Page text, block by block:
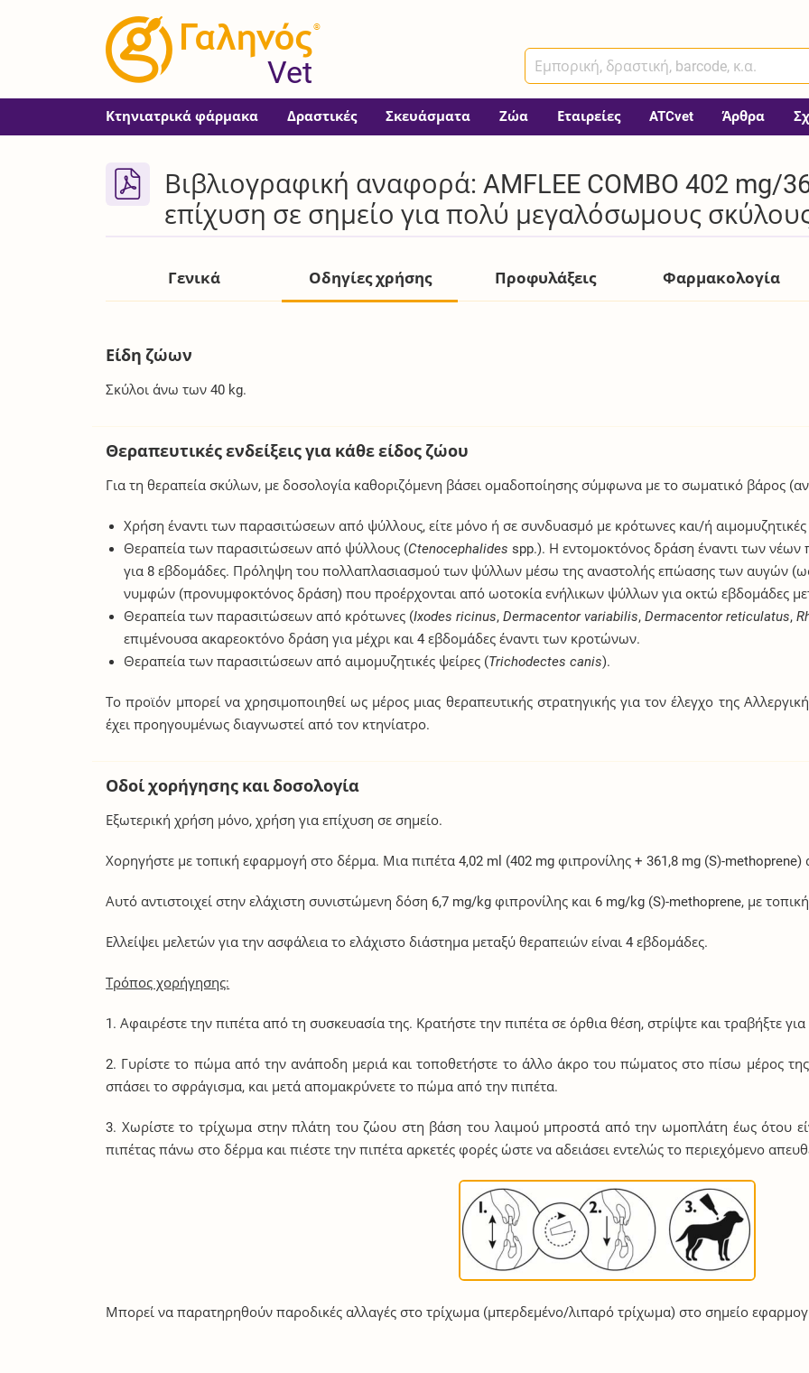
®
Vet
Κτηνιατρικά φάρμακα Δραστικές Σκευάσματα Ζώα Εταιρείες ATCvet Άρθρα
Βιβλιογραφική αναφορά: AMFLEE COMBO 402 mg/
επίχυση σε σημείο για πολύ μεγαλόσωμους
Γενικά Οδηγίες χρήσης Προφυλάξεις Φαρμακολογία
Είδη ζώων
Σκύλοι άνω των 40 kg.
Θεραπευτικές ενδείξεις για κάθε είδος ζώου
Για τη θεραπεία σκύλων, με δοσολογία καθοριζόμενη βάσει ομαδοποίησης σύμφωνα με το σωματικό βάρος
Χρήση έναντι των παρασιτώσεων από ψύλλους, είτε μόνο ή σε συνδυασμό με κρότωνες και/ή αιμομυζητικές
Θεραπεία των παρασιτώσεων από ψύλλους (Ctenocephalides spp.). Η εντομοκτόνος δράση έναντι των
για 8 εβδομάδες. Πρόληψη του πολλαπλασιασμού των ψύλλων μέσω της αναστολής επώασης των αυγών
νυμφών (προνυμφοκτόνος δράση) που προέρχονται από ωοτοκία ενήλικων ψύλλων για οκτώ εβδομάδες
Θεραπεία των παρασιτώσεων από κρότωνες (Ixodes ricinus,Dermacentor variabilis,Dermacentor reticulatus,
επιμένουσα ακαρεοκτόνο δράση για μέχρι και 4 εβδομάδες έναντι των κροτώνων.
Θεραπεία των παρασιτώσεων από αιμομυζητικές ψείρες (Trichodectes canis).
Το προϊόν μπορεί να χρησιμοποιηθεί ως μέρος μιας θεραπευτικής στρατηγικής για τον έλεγχο της
έχει προηγουμένως διαγνωστεί από τον κτηνίατρο.
Οδοί χορήγησης και δοσολογία
Εξωτερική χρήση μόνο, χρήση για επίχυση σε σημείο.
Χορηγήστε με τοπική εφαρμογή στο δέρμα. Μια πιπέτα 4,02 ml (402 mg φιπρονίλης + 361,8 mg (S)-
Αυτό αντιστοιχεί στην ελάχιστη συνιστώμενη δόση 6,7 mg/kg φιπρονίλης και 6 mg/kg (S)-methoprene, με
Ελλείψει μελετών για την ασφάλεια το ελάχιστο διάστημα μεταξύ θεραπειών είναι 4 εβδομάδες.
Τρόπος χορήγησης:
1. Αφαιρέστε την πιπέτα από τη συσκευασία της. Κρατήστε την πιπέτα σε όρθια θέση, στρίψτε και τραβήξτε
2. Γυρίστε το πώμα από την ανάποδη μεριά και τοποθετήστε το άλλο άκρο του πώματος στο πίσω μέρος
σπάσει το σφράγισμα, και μετά απομακρύνετε το πώμα από την πιπέτα.
3. Χωρίστε το τρίχωμα στην πλάτη του ζώου στη βάση του λαιμού μπροστά από την ωμοπλάτη έως ότου
πιπέτας πάνω στο δέρμα και πιέστε την πιπέτα αρκετές φορές ώστε να αδειάσει εντελώς το περιεχόμενο
Μπορεί να παρατηρηθούν παροδικές αλλαγές στο τρίχωμα (μπερδεμένο/λιπαρό τρίχωμα) στο σημείο